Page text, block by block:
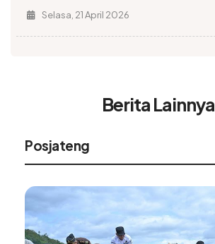
Selasa, 21 April 2026
Berita Lainnya
Alinea